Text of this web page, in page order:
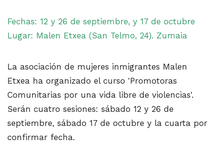
Fechas: 12 y 26 de septiembre, y 17 de octubre
Lugar: Malen Etxea (San Telmo, 24). Zumaia
La asociación de mujeres inmigrantes Malen
Etxea ha organizado el curso 'Promotoras
Comunitarias por una vida libre de violencias'.
Serán cuatro sesiones: sábado 12 y 26 de
septiembre, sábado 17 de octubre y la cuarta por
confirmar fecha.